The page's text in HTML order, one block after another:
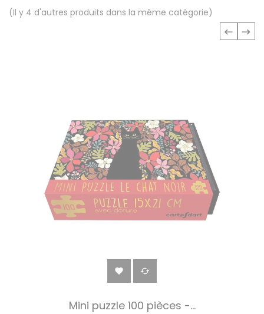
(Il y 4 d'autres produits dans la même catégorie)
 
Mini puzzle 100 pièces -...